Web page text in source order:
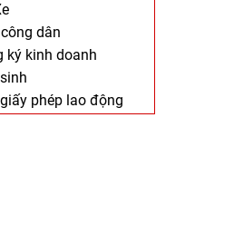
dân
ký kinh doanh
phép lao động